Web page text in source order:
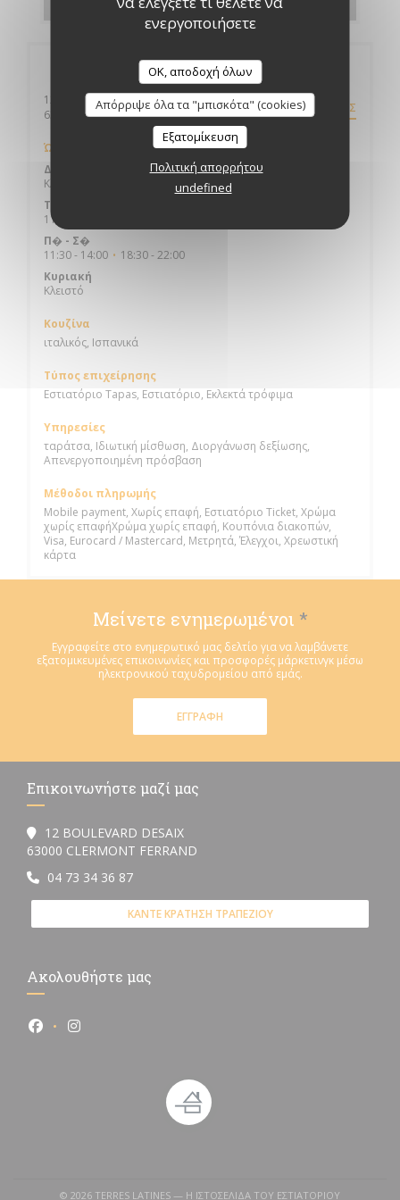
ενεργοποιήσετε
OK, αποδοχή όλων
Απόρριψε όλα τα "μπισκότα" (cookies)
Εξατομίκευση
Πολιτική απορρήτου
undefined
Γενικές πληροφορίες
12 BOULEVARD DESAIX
63000 CLERMONT FERRAND((ανοίγει σε νέο παράθυρο))ΟΔΗΓΊΕΣ
Ώρες λειτουργίας
Δευτέρα
Κλειστό
Τ�
11:30 - 14:00
Π� - Σ�
11:30 - 14:00 • 18:30 - 22:00
Κυριακή
Κλειστό
Κουζίνα
ιταλικός, Ισπανικά
Τύπος επιχείρησης
Εστιατόριο Tapas, Εστιατόριο, Εκλεκτά τρόφιμα
Υπηρεσίες
ταράτσα, Ιδιωτική μίσθωση, Διοργάνωση δεξίωσης,
Απενεργοποιημένη πρόσβαση
Μέθοδοι πληρωμής
Mobile payment, Χωρίς επαφή, Εστιατόριο Ticket, Χρώμα
χωρίς επαφήΧρώμα χωρίς επαφή, Κουπόνια διακοπών,
Visa, Eurocard / Mastercard, Μετρητά, Έλεγχοι, Χρεωστική
κάρτα
Μείνετε ενημερωμένοι *
Εγγραφείτε στο ενημερωτικό μας δελτίο για να λαμβάνετε
εξατομικευμένες επικοινωνίες και προσφορές μάρκετινγκ μέσω
ηλεκτρονικού ταχυδρομείου από εμάς.
ΕΓΓΡΑΦΉ
Επικοινωνήστε μαζί μας
12 BOULEVARD DESAIX
63000 CLERMONT FERRAND
04 73 34 36 87
ΚΆΝΤΕ ΚΡΆΤΗΣΗ ΤΡΑΠΕΖΙΟΎ
Ακολουθήστε μας
Facebook ((ανοίγει σε νέο παράθυρο))
Instagram ((ανοίγει σε νέο παράθυρο))
© 2026 TERRES LATINES — Η ΙΣΤΟΣΕΛΊΔΑ ΤΟΥ ΕΣΤΙΑΤΟΡΊΟΥ